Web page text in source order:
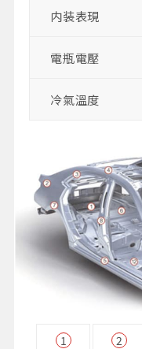
内装表現
電瓶電壓
冷氣溫度
1
2